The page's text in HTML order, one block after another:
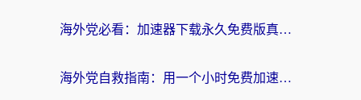
海外党必看：加速器下载永久免费版真的存在吗？教你无缝访问国内资源的正确姿势
海外党自救指南：用一个小时免费加速器，轻松打破国内资源访问壁垒？